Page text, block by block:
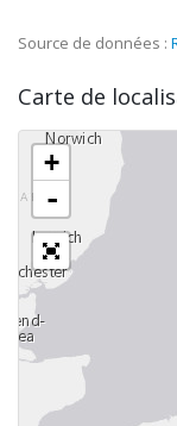
Source de données :
Carte de
+
-